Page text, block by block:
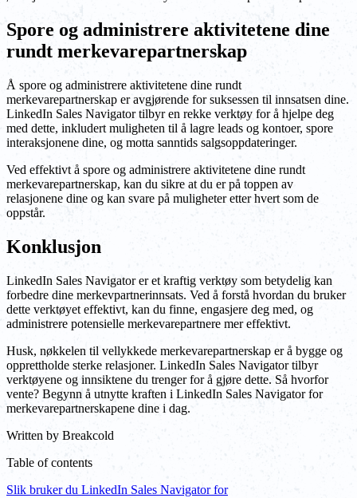
Spore og administrere aktivitetene dine
rundt merkevarepartnerskap
Å spore og administrere aktivitetene dine rundt
merkevarepartnerskap er avgjørende for suksessen til innsatsen dine.
LinkedIn Sales Navigator tilbyr en rekke verktøy for å hjelpe deg
med dette, inkludert muligheten til å lagre leads og kontoer, spore
interaksjonene dine, og motta sanntids salgsoppdateringer.
Ved effektivt å spore og administrere aktivitetene dine rundt
merkevarepartnerskap, kan du sikre at du er på toppen av
relasjonene dine og kan svare på muligheter etter hvert som de
oppstår.
Konklusjon
LinkedIn Sales Navigator er et kraftig verktøy som betydelig kan
forbedre dine merkevpartnerinnsats. Ved å forstå hvordan du bruker
dette verktøyet effektivt, kan du finne, engasjere deg med, og
administrere potensielle merkevarepartnere mer effektivt.
Husk, nøkkelen til vellykkede merkevarepartnerskap er å bygge og
opprettholde sterke relasjoner. LinkedIn Sales Navigator tilbyr
verktøyene og innsiktene du trenger for å gjøre dette. Så hvorfor
vente? Begynn å utnytte kraften i LinkedIn Sales Navigator for
merkevarepartnerskapene dine i dag.
Written by Breakcold
Table of contents
Slik bruker du LinkedIn Sales Navigator for